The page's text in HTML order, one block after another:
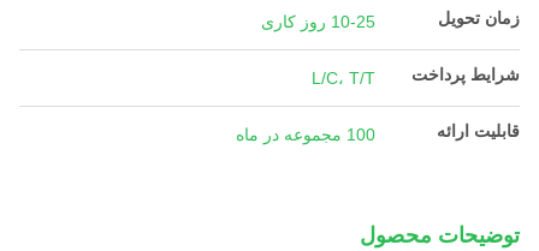
زمان تحویل 10-25 روز کاری
شرایط پرداخت L/C، T/T
قابلیت ارائه 100 مجموعه در ماه
توضیحات محصول